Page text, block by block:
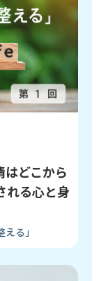
はどこから
れる心と身
る」